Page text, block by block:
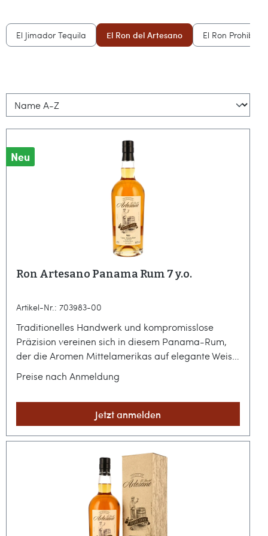
El Jimador Tequila El Ron del Artesano El Ron Prohibido
Neu
Ron Artesano Panama Rum 7 y.o.
Artikel-Nr.: 703983-00
Traditionelles Handwerk und kompromisslose
Präzision vereinen sich in diesem Panama-Rum,
der die Aromen Mittelamerikas auf elegante Weise
einfängt. Wer gereifte Destillate als bewusstes
Genussmittel betrachtet, findet hier einen
denen die Zeit eine untergeordnete Rolle spielt und
die Qualität des Handwerks im Vordergrund
steht.Panamaische Tradition im Zeichen des
HandwerksSeit 1880 blickt man bei El Ron del
Artesano auf eine Geschichte zurück, die sich heute
in jedem Detail der Abfüllung widerspiegelt. Dieser
Añejo basiert auf hochwertiger Melasse und wird
im klassischen Spanish Style destilliert, bevor er für
sieben Jahre in ausgewählten Ex-Bourbon-Fässern
Preise nach Anmeldung
Jetzt anmelden